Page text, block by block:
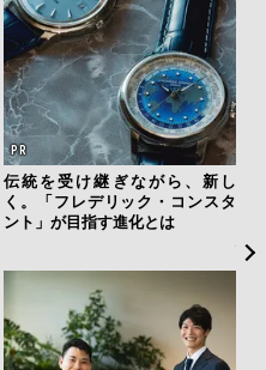
サングラス決定版！ OWNDAYS
とのコラボで「ずっと、どこで
も」使える4シリーズデビュー＆